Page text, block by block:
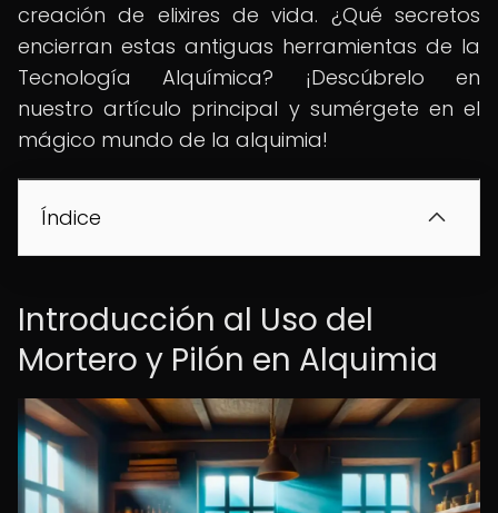
creación de elixires de vida. ¿Qué secretos
encierran estas antiguas herramientas de la
Tecnología Alquímica? ¡Descúbrelo en
nuestro artículo principal y sumérgete en el
mágico mundo de la alquimia!
Índice
Introducción al Uso del
Mortero y Pilón en Alquimia